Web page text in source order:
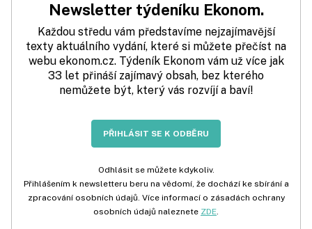
Newsletter týdeníku Ekonom.
Každou středu vám představíme nejzajímavější
texty aktuálního vydání, které si můžete přečíst na
webu ekonom.cz. Týdeník Ekonom vám už více jak
33 let přináší zajímavý obsah, bez kterého
nemůžete být, který vás rozvíjí a baví!
PŘIHLÁSIT SE K ODBĚRU
Odhlásit se můžete kdykoliv.
Přihlášením k newsletteru beru na vědomí, že dochází ke sbírání a
zpracování osobních údajů. Více informací o zásadách ochrany
osobních údajů naleznete ZDE.